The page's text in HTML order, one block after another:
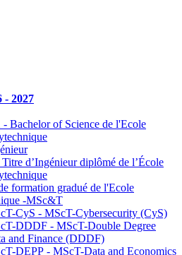
- 2027
Bachelor of Science de l'Ecole
d’Ingénieur diplômé de l’École
formation gradué de l'Ecole
-MSc&T
CyS - MScT-Cybersecurity (CyS)
DDDF - MScT-Double Degree
and Finance (DDDF)
DEPP - MScT-Data and Economics